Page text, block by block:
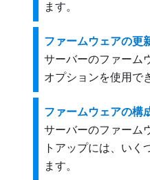
ます。
ファームウェアの更
サーバーのファーム
オプションを使用で
ファームウェアの構
サーバーのファーム
トアップには、いく
ます。